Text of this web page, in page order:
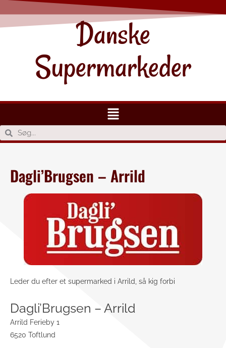
Danske
Supermarkeder
Dagli’Brugsen – Arrild
Leder du efter et supermarked i Arrild, så kig forbi
Dagli’Brugsen – Arrild
Arrild Ferieby 1
6520 Toftlund